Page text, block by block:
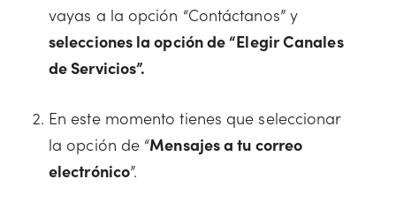
vayas a la opción “Contáctanos” y
selecciones la opción de “Elegir Canales
de Servicios”.
En este momento tienes que seleccionar
la opción de “Mensajes a tu correo
electrónico”.